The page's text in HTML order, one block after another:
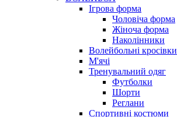
Ігрова форма
Чоловіча форма
Жіноча форма
Наколінники
Волейбольні кросівки
М'ячі
Тренувальний одяг
Футболки
Шорти
Реглани
Спортивні костюми